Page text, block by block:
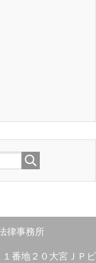
律事務所
番地２０大宮ＪＰビ